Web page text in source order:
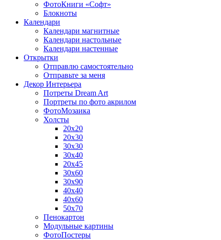
ФотоКниги «Софт»
Блокноты
Календари
Календари магнитные
Календари настольные
Календари настенные
Открытки
Отправлю самостоятельно
Отправьте за меня
Декор Интерьера
Потреты Dream Art
Портреты по фото акрилом
ФотоМозаика
Холсты
20х20
20х30
30х30
30х40
20х45
30х60
30х90
40х40
40х60
50х70
Пенокартон
Модульные картины
ФотоПостеры